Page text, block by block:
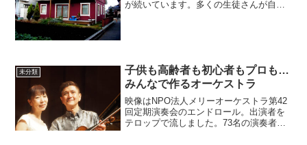
が続いています。多くの生徒さんが自分
未分類
子供も高齢者も初心者もプロも…
みんなで作るオーケストラ
映像はNPO法人メリーオーケストラ第42
回定期演奏会のエンドロール。出演者を
テロップで流しました。73名の演奏者。